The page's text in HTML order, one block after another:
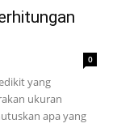
0
yang
ukuran
apa yang